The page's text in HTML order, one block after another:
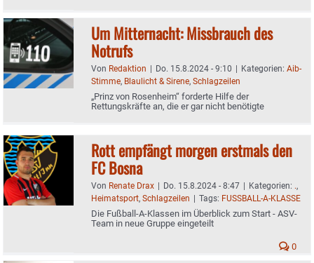
Um Mitternacht: Missbrauch des
Notrufs
Von Redaktion | Do. 15.8.2024 - 9:10 | Kategorien: Aib-
Stimme, Blaulicht & Sirene, Schlagzeilen
„Prinz von Rosenheim“ forderte Hilfe der
Rettungskräfte an, die er gar nicht benötigte
Rott empfängt morgen erstmals den
FC Bosna
Von Renate Drax | Do. 15.8.2024 - 8:47 | Kategorien: .,
Heimatsport, Schlagzeilen | Tags: FUSSBALL-A-KLASSE
Die Fußball-A-Klassen im Überblick zum Start - ASV-
Team in neue Gruppe eingeteilt
0